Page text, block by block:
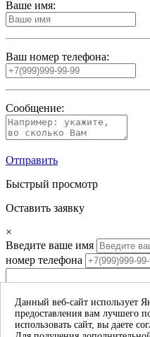
Ваше имя:
Ваш номер телефона:
Сообщение:
Отправить
Быстрый просмотр
Оставить заявку
×
Введите ваше имя
номер телефона
Даю согласие на
Данный веб-сайт использует
предоставления вам лучшего
использовать сайт, вы даете